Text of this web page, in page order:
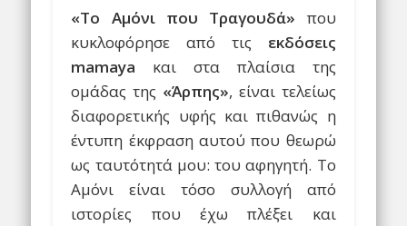
«Το Αμόνι που Τραγουδά» που
κυκλοφόρησε από τις εκδόσεις
mamaya και στα πλαίσια της
ομάδας της «Άρπης», είναι τελείως
διαφορετικής υφής και πιθανώς η
έντυπη έκφραση αυτού που θεωρώ
ως ταυτότητά μου: του αφηγητή. Το
Αμόνι είναι τόσο συλλογή από
ιστορίες που έχω πλέξει και